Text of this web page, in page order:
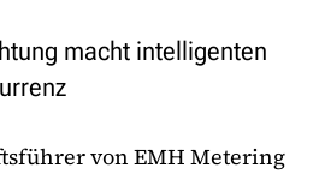
macht intelligenten
von EMH Metering